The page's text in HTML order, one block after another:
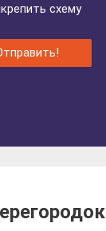
схему